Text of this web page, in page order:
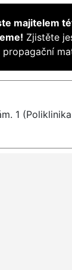
majitelem
Zjistěte
propagační
1